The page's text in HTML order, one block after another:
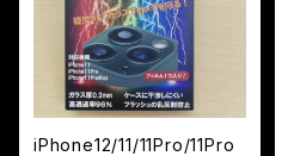
iPhone12/11/11Pro/11Pro